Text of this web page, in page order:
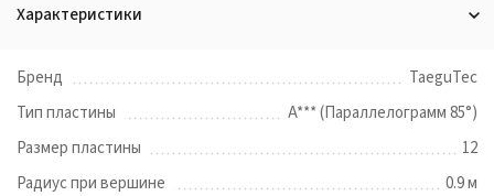
Характеристики
Бренд
TaeguTec
Тип пластины
A*** (Параллелограмм 85°)
Размер пластины
12
Радиус при вершине
0.9 м